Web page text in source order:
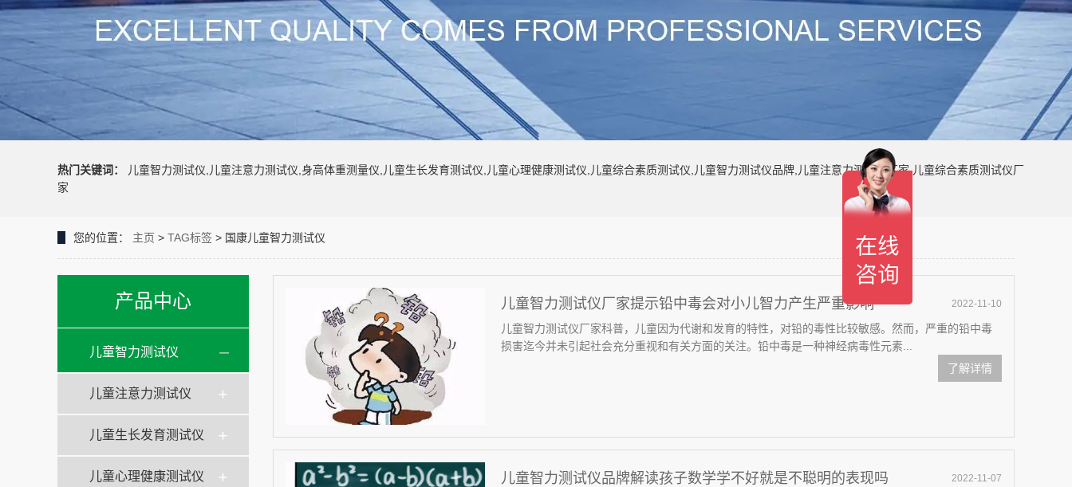
热门关键词：
儿童智力测试仪,儿童注意力测试仪,身高体重测量仪,儿童生长发育测试仪,儿童心理健康测试仪,儿童综合素质测试仪,儿童智力测试仪品牌,儿童注意力测试仪厂家,儿童综合素质测试仪厂
家
您的位置： 主页 > TAG标签 > 国康儿童智力测试仪
产品中心
儿童智力测试仪
儿童注意力测试仪
儿童生长发育测试仪
儿童心理健康测试仪
2022-11-10
儿童智力测试仪厂家提示铅中毒会对小儿智力产生严重影响
儿童智力测试仪厂家科普，儿童因为代谢和发育的特性，对铅的毒性比较敏感。然而，严重的铅中毒
损害迄今并未引起社会充分重视和有关方面的关注。铅中毒是一种神经病毒性元素...
了解详情
2022-11-07
儿童智力测试仪品牌解读孩子数学学不好就是不聪明的表现吗